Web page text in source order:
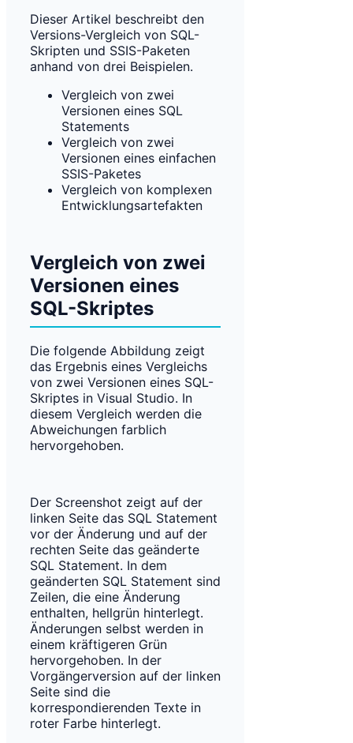
Dieser Artikel beschreibt den
Versions-Vergleich von SQL-
Skripten und SSIS-Paketen
anhand von drei Beispielen.
Vergleich von zwei
Versionen eines SQL
Statements
Vergleich von zwei
Versionen eines einfachen
SSIS-Paketes
Vergleich von komplexen
Entwicklungsartefakten
Vergleich von zwei
Versionen eines
SQL-Skriptes
Die folgende Abbildung zeigt
das Ergebnis eines Vergleichs
von zwei Versionen eines SQL-
Skriptes in Visual Studio. In
diesem Vergleich werden die
Abweichungen farblich
hervorgehoben.
Der Screenshot zeigt auf der
linken Seite das SQL Statement
vor der Änderung und auf der
rechten Seite das geänderte
SQL Statement. In dem
geänderten SQL Statement sind
Zeilen, die eine Änderung
enthalten, hellgrün hinterlegt.
Änderungen selbst werden in
einem kräftigeren Grün
hervorgehoben. In der
Vorgängerversion auf der linken
Seite sind die
korrespondierenden Texte in
roter Farbe hinterlegt.